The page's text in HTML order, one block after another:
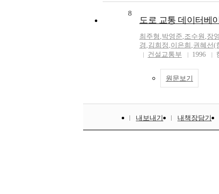
8
도로 교통 데이터베
최주형 ,박영준,조수원 ,장
경 ,김희정 ,이은희 ,권혜선(
건설교통부
1996
원문보기
내보내기 내책장담기